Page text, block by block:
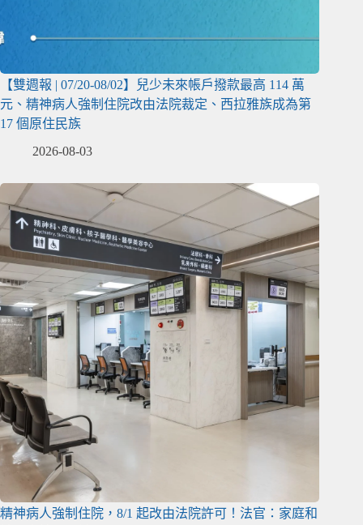
【雙週報 | 07/20-08/02】兒少未來帳戶撥款最高 114 萬
元、精神病人強制住院改由法院裁定、西拉雅族成為第
17 個原住民族
2026-08-03
精神病人強制住院，8/1 起改由法院許可！法官：家庭和